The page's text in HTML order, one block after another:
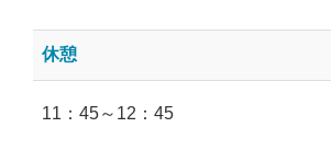
休憩
11：45～12：45